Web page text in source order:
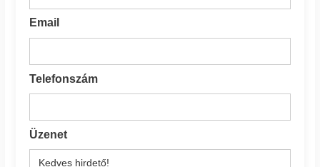
Email
Telefonszám
Üzenet